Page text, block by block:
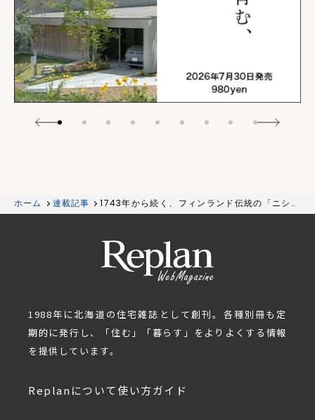
ホーム 連載記事
1743年から続く、フィンランド伝統の「ニシン
祭り」
1988年に北海道の住宅雑誌として創刊。各種別冊も定
期的に発行し、「住む」「暮らす」をよりよくする情報
を提供しています。
Replanについて使い方ガイド